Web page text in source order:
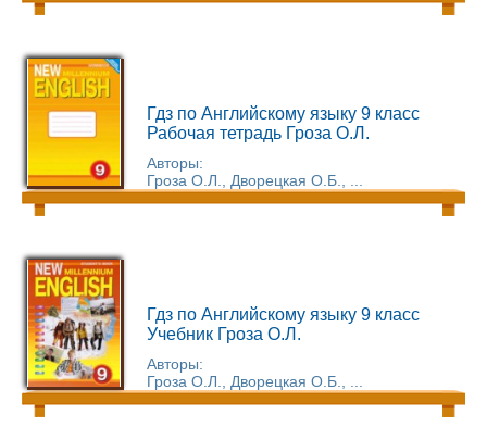
Гдз по Английскому языку 9 класс
Рабочая тетрадь Гроза О.Л.
Авторы:
Гроза О.Л., Дворецкая О.Б., ...
Гдз по Английскому языку 9 класс
Учебник Гроза О.Л.
Авторы:
Гроза О.Л., Дворецкая О.Б., ...